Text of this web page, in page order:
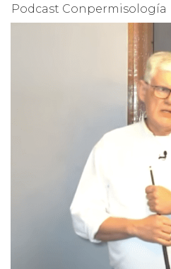
Podcast Conpermisología